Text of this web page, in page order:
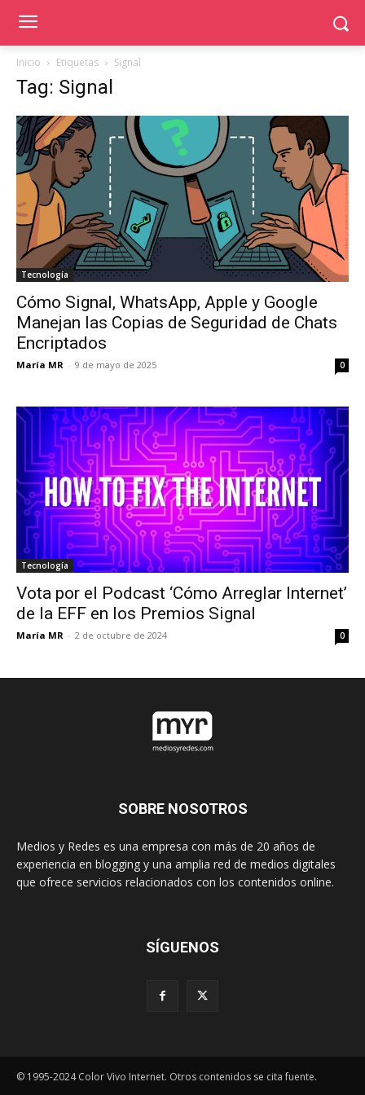
Inicio Etiquetas Signal
Tag: Signal
Tecnología
Cómo Signal, WhatsApp, Apple y Google
Manejan las Copias de Seguridad de Chats
Encriptados
María MR - 9 de mayo de 2025 0
Tecnología
Vota por el Podcast ‘Cómo Arreglar Internet’
de la EFF en los Premios Signal
María MR - 2 de octubre de 2024 0
SOBRE NOSOTROS
Medios y Redes es una empresa con más de 20 años de
experiencia en blogging y una amplia red de medios digitales
que ofrece servicios relacionados con los contenidos online.
SÍGUENOS
© 1995-2024 Color Vivo Internet. Otros contenidos se cita fuente.